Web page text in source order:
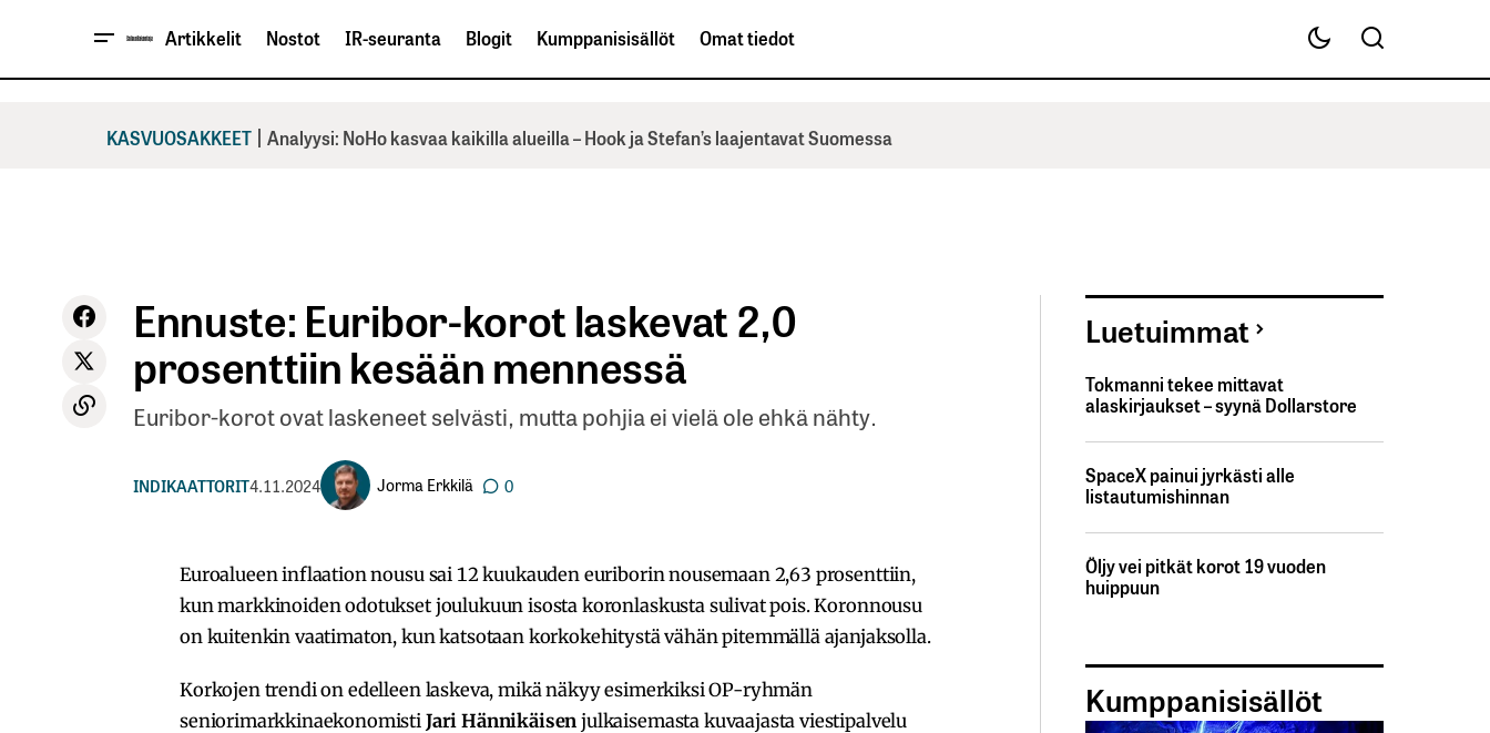
Artikkelit Nostot IR-seuranta Blogit Kumppanisisällöt Omat tiedot
KASVUOSAKKEET | Analyysi: NoHo kasvaa kaikilla alueilla – Hook ja Stefan’s laajentavat Suomessa
Ennuste: Euribor-korot laskevat 2,0
prosenttiin kesään mennessä
Euribor-korot ovat laskeneet selvästi, mutta pohjia ei vielä ole ehkä nähty.
INDIKAATTORIT4.11.2024 Jorma Erkkilä 0
Euroalueen inflaation nousu sai 12 kuukauden euriborin nousemaan 2,63 prosenttiin,
kun markkinoiden odotukset joulukuun isosta koronlaskusta sulivat pois. Koronnousu
on kuitenkin vaatimaton, kun katsotaan korkokehitystä vähän pitemmällä ajanjaksolla.
Korkojen trendi on edelleen laskeva, mikä näkyy esimerkiksi OP-ryhmän
seniorimarkkinaekonomisti Jari Hännikäisen julkaisemasta kuvaajasta viestipalvelu
Luetuimmat
Tokmanni tekee mittavat
alaskirjaukset – syynä Dollarstore
SpaceX painui jyrkästi alle
listautumishinnan
Öljy vei pitkät korot 19 vuoden
huippuun
Kumppanisisällöt